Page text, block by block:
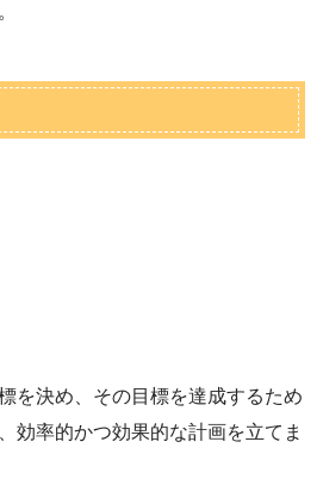
を決め、その目標を達成するため
効率的かつ効果的な計画を立てま